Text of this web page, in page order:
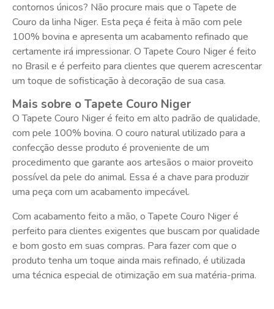
contornos únicos? Não procure mais que o Tapete de
Couro da linha Niger. Esta peça é feita à mão com pele
100% bovina e apresenta um acabamento refinado que
certamente irá impressionar. O Tapete Couro Niger é feito
no Brasil e é perfeito para clientes que querem acrescentar
um toque de sofisticação à decoração de sua casa.
Mais sobre o Tapete Couro Niger
O Tapete Couro Niger é feito em alto padrão de qualidade,
com pele 100% bovina. O couro natural utilizado para a
confecção desse produto é proveniente de um
procedimento que garante aos artesãos o maior proveito
possível da pele do animal. Essa é a chave para produzir
uma peça com um acabamento impecável.
Com acabamento feito a mão, o Tapete Couro Niger é
perfeito para clientes exigentes que buscam por qualidade
e bom gosto em suas compras. Para fazer com que o
produto tenha um toque ainda mais refinado, é utilizada
uma técnica especial de otimização em sua matéria-prima.